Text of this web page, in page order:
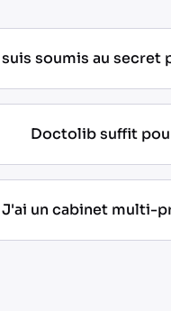
soumis au
Doctolib suffit
J'ai un cabinet multi-